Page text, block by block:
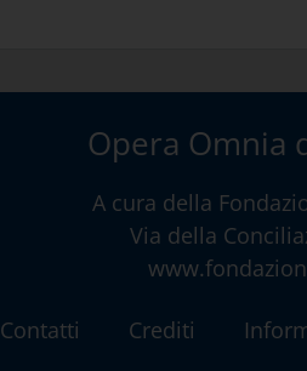
Opera Omnia
A cura della
Via della
Contatti Crediti